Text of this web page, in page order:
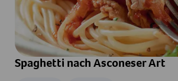
Spaghetti nach Asconeser Art